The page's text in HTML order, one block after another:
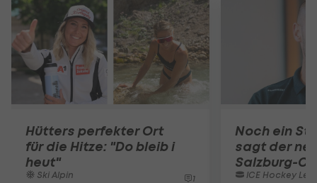
Hütters perfekter Ort
für die Hitze: "Do bleib i
heut"
Ski Alpin 1
Noch ein
sagt der
Salzburg-
ICE Hockey